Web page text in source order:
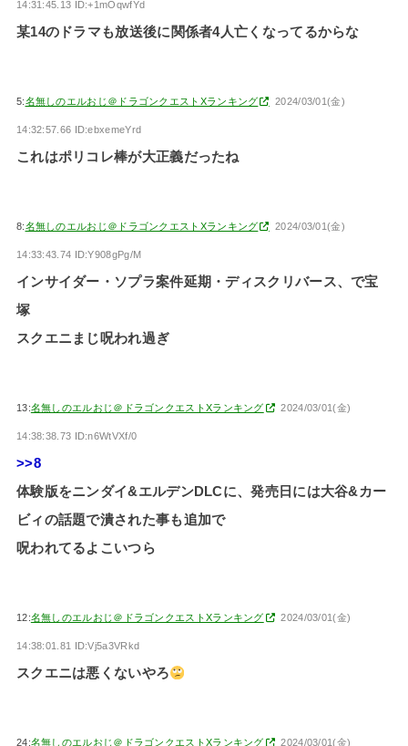
14:31:45.13 ID:+1mOqwfYd
某14のドラマも放送後に関係者4人亡くなってるからな
5:名無しのエルおじ＠ドラゴンクエストXランキング 2024/03/01(金)
14:32:57.66 ID:ebxemeYrd
これはポリコレ棒が大正義だったね
8:名無しのエルおじ＠ドラゴンクエストXランキング 2024/03/01(金)
14:33:43.74 ID:Y908gPg/M
インサイダー・ソプラ案件延期・ディスクリバース、で宝
塚
スクエニまじ呪われ過ぎ
13:名無しのエルおじ＠ドラゴンクエストXランキング 2024/03/01(金)
14:38:38.73 ID:n6WtVXf/0
>>8
体験版をニンダイ&エルデンDLCに、発売日には大谷&カー
ビィの話題で潰された事も追加で
呪われてるよこいつら
12:名無しのエルおじ＠ドラゴンクエストXランキング 2024/03/01(金)
14:38:01.81 ID:Vj5a3VRkd
スクエニは悪くないやろ
24:名無しのエルおじ＠ドラゴンクエストXランキング 2024/03/01(金)